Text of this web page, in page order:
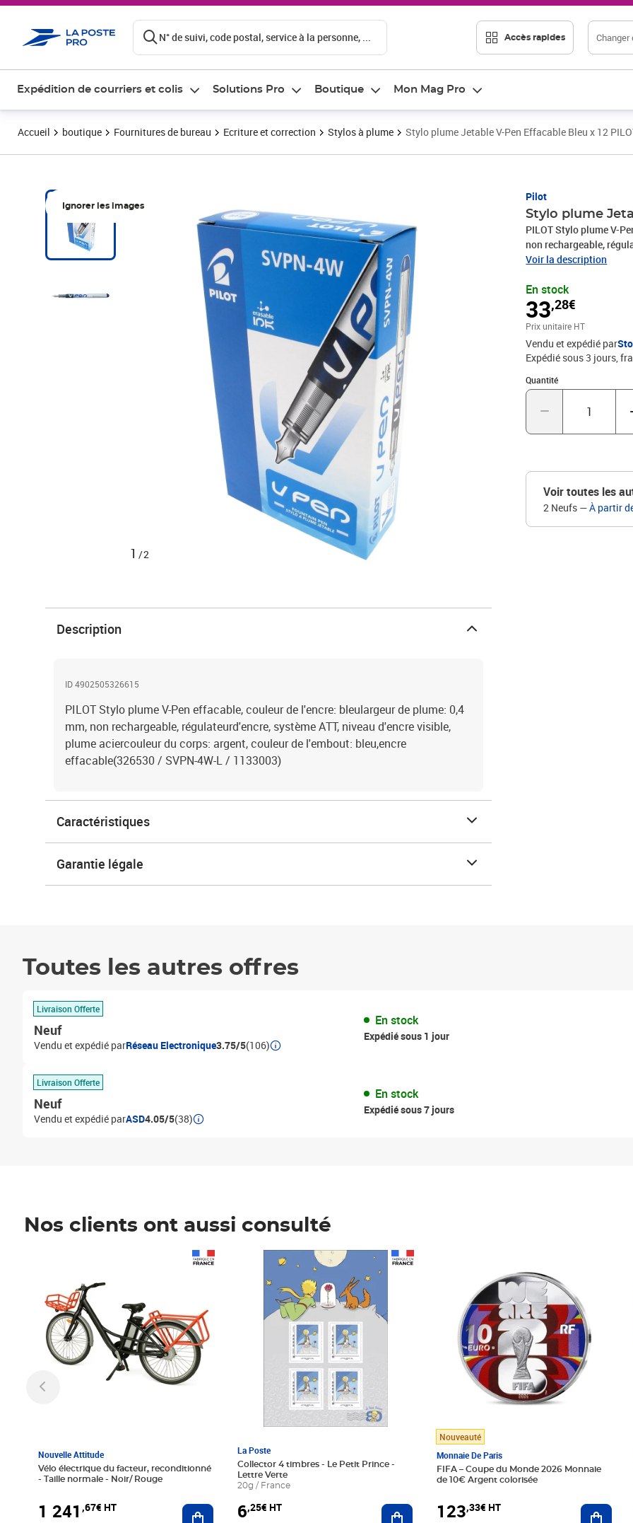
N° de suivi, code postal, service à la personne, ... Accès rapides Changer
Expédition de courriers et colis Solutions Pro Boutique Mon Mag Pro
Accueil boutique Fournitures de bureau Ecriture et correction Stylos à plume Stylo plume Jetable V-Pen Effacable Bleu x 12
Ignorer les images
1 /2
Pilot
Stylo plume
PILOT Stylo plume V-
non rechargeable,
aciercouleur du corps:
Voir la description
En stock
33,28€
Prix 33,28€
Prix unitaire HT
Vendu et expédié par
Expédié sous 3 jours,
Quantité
Quantité : 1
Voir toutes les
2 Neufs —À partir
Description
ID 4902505326615
PILOT Stylo plume V-Pen effacable, couleur de l'encre: bleulargeur de plume: 0,4
mm, non rechargeable, régulateurd'encre, système ATT, niveau d'encre visible,
plume aciercouleur du corps: argent, couleur de l'embout: bleu,encre
effacable(326530 / SVPN-4W-L / 1133003)
Caractéristiques
Garantie légale
Toutes les autres offres
Livraison Offerte
Neuf
Vendu et expédié parRéseau Electronique3.75/5(106)
En stock
Expédié sous 1 jour
Livraison Offerte
Neuf
Vendu et expédié parASD4.05/5(38)
En stock
Expédié sous 7 jours
Nos clients ont aussi consulté
Nouvelle Attitude
Vélo électrique du facteur, reconditionné
- Taille normale - Noir/ Rouge
1 241 ,67€ HT Ajouter au panier
La Poste
Collector 4 timbres - Le Petit Prince -
Lettre Verte
20g / France
6,25€ HT
Prix 6,25€ HT
Ajouter au panier
Nouveauté
Monnaie De Paris
FIFA – Coupe du Monde 2026 Monnaie
de 10€ Argent colorisée
123,33€ HT